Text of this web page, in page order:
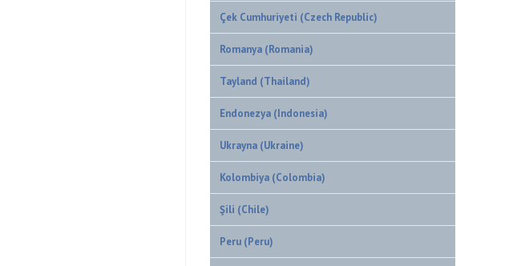
Çek Cumhuriyeti (Czech Republic)
Romanya (Romania)
Tayland (Thailand)
Endonezya (Indonesia)
Ukrayna (Ukraine)
Kolombiya (Colombia)
Şili (Chile)
Peru (Peru)